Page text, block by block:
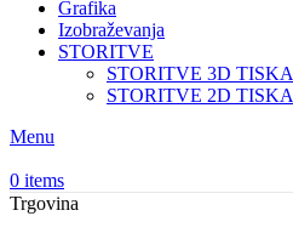
Grafika
Izobraževanja
STORITVE
STORITVE 3D TISKA
STORITVE 2D TISKA
Menu
0 items
Trgovina